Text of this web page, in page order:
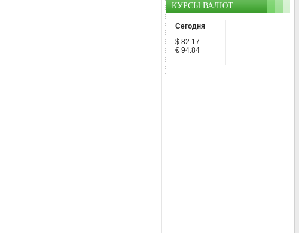
КУРСЫ ВАЛЮТ
Сегодня
$ 82.17
€ 94.84